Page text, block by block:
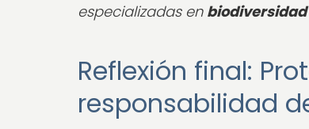
especializadas en biodiversidad
Reflexión final:
responsabilidad